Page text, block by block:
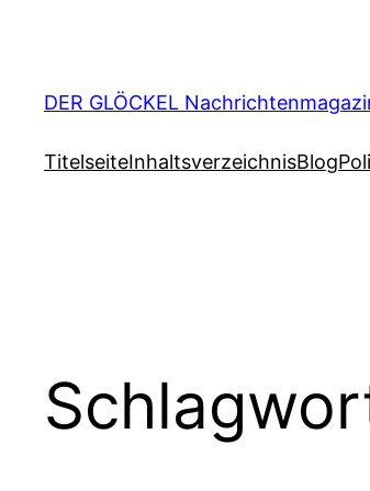
DER GLÖCKEL
TitelseiteInhaltsverzeichnisBlog